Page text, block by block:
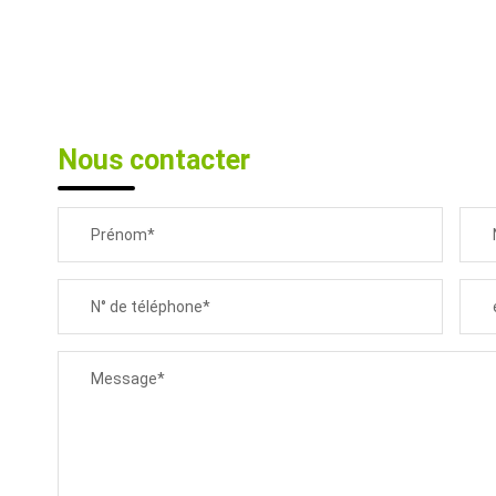
Nous contacter
Prénom*
N° de téléphone*
Message*